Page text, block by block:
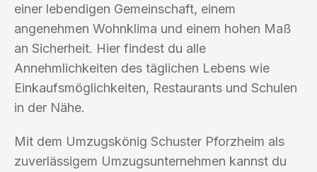
einer lebendigen Gemeinschaft, einem
angenehmen Wohnklima und einem hohen Maß
an Sicherheit. Hier findest du alle
Annehmlichkeiten des täglichen Lebens wie
Einkaufsmöglichkeiten, Restaurants und Schulen
in der Nähe.
Mit dem Umzugskönig Schuster Pforzheim als
zuverlässigem Umzugsunternehmen kannst du